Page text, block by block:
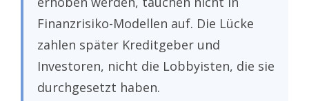
Finanzrisiko-Modellen auf. Die Lücke
zahlen später Kreditgeber und
Investoren, nicht die Lobbyisten, die sie
durchgesetzt haben.